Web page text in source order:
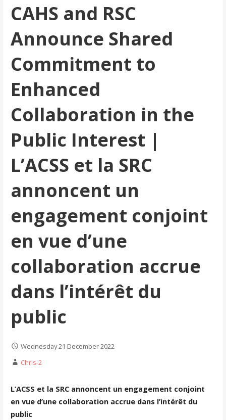
CAHS and RSC
Announce Shared
Commitment to
Enhanced
Collaboration in the
Public Interest |
L’ACSS et la SRC
annoncent un
engagement conjoint
en vue d’une
collaboration accrue
dans l’intérêt du
public
Wednesday 21 December 2022
Chris-2
L’ACSS et la SRC annoncent un engagement conjoint
en vue d’une collaboration accrue dans l’intérêt du
public